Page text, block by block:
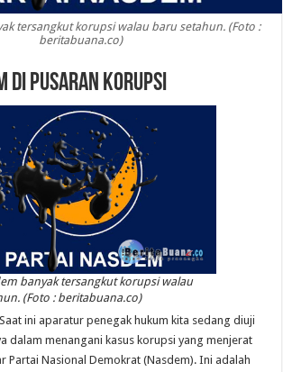
tersangkut korupsi walau baru setahun. (Foto :
beritabuana.co)
di Pusaran Korupsi
banyak tersangkut korupsi walau
(Foto : beritabuana.co)
Saat ini aparatur penegak hukum kita sedang diuji
dalam menangani kasus korupsi yang menjerat
Partai Nasional Demokrat (Nasdem). Ini adalah